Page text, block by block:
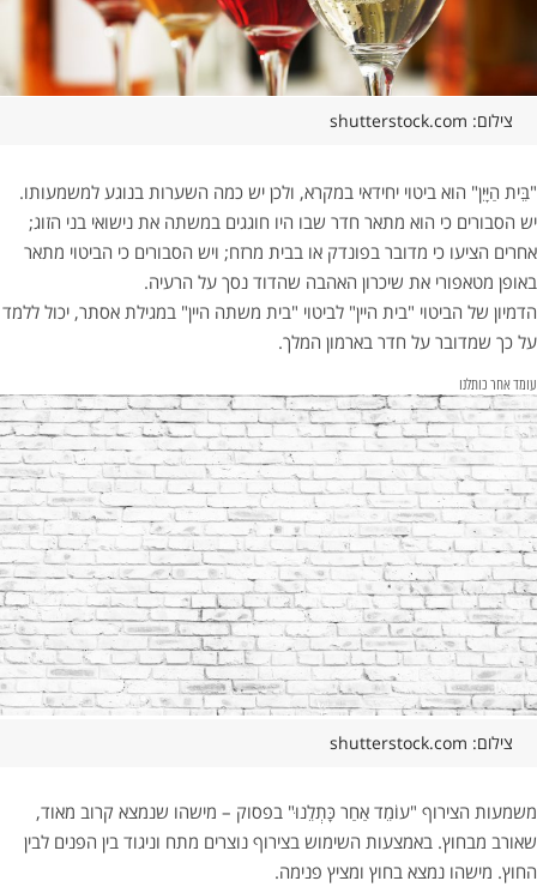
צילום: shutterstock.com
"בֵּית הַיָּיִן" הוא ביטוי יחידאי במקרא, ולכן יש כמה השערות בנוגע למשמעותו.
יש הסבורים כי הוא מתאר חדר שבו היו חוגגים במשתה את נישואי בני הזוג;
אחרים הציעו כי מדובר בפונדק או בבית מרזח; ויש הסבורים כי הביטוי מתאר
באופן מטאפורי את שיכרון האהבה שהדוד נסך על הרעיה.
הדמיון של הביטוי "בית היין" לביטוי "בית משתה היין" במגילת אסתר, יכול ללמד
על כך שמדובר על חדר בארמון המלך.
עומד אחר כותלנו
צילום: shutterstock.com
משמעות הצירוף "עוֹמֵד אַחַר כָּתְלֵנוּ" בפסוק – מישהו שנמצא קרוב מאוד,
שאורב מבחוץ. באמצעות השימוש בצירוף נוצרים מתח וניגוד בין הפנים לבין
החוץ. מישהו נמצא בחוץ ומציץ פנימה.